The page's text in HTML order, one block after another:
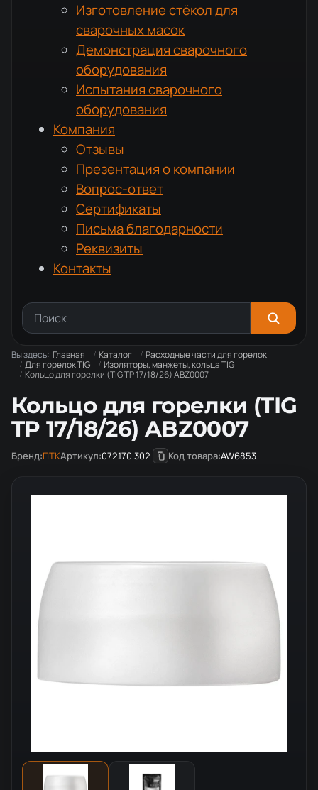
Изготовление стёкол для
сварочных масок
Демонстрация сварочного
оборудования
Испытания сварочного
оборудования
Компания
Отзывы
Презентация о компании
Вопрос-ответ
Сертификаты
Письма благодарности
Реквизиты
Контакты
Вы здесь: Главная Каталог
Расходные части для горелок
Для горелок TIG
Изоляторы, манжеты, кольца TIG
Кольцо для горелки (TIG TP 17/18/26) ABZ0007
Кольцо для горелки (TIG
TP 17/18/26) ABZ0007
Бренд:ПТКАртикул:072.170.302 Код товара:AW6853